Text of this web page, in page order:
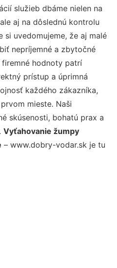
služieb dbáme nielen na
aj na dôslednú kontrolu
si uvedomujeme, že aj malé
nepríjemné a zbytočné
hodnoty patrí
prístup a úprimná
každého zákazníka,
mieste. Naši
skúsenosti, bohatú prax a
Vyťahovanie žumpy
– www.dobry-vodar.sk je tu